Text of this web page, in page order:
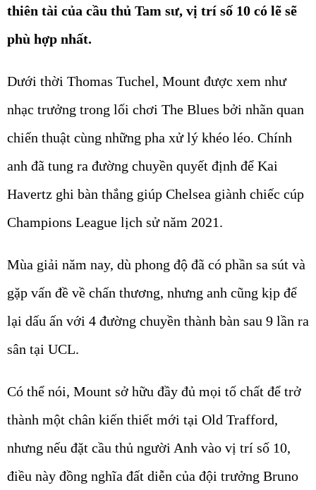
thiên tài của cầu thủ Tam sư, vị trí số 10 có lẽ sẽ
phù hợp nhất.
Dưới thời Thomas Tuchel, Mount được xem như
nhạc trưởng trong lối chơi The Blues bởi nhãn quan
chiến thuật cùng những pha xử lý khéo léo. Chính
anh đã tung ra đường chuyền quyết định để Kai
Havertz ghi bàn thắng giúp Chelsea giành chiếc cúp
Champions League lịch sử năm 2021.
Mùa giải năm nay, dù phong độ đã có phần sa sút và
gặp vấn đề về chấn thương, nhưng anh cũng kịp để
lại dấu ấn với 4 đường chuyền thành bàn sau 9 lần ra
sân tại UCL.
Có thể nói, Mount sở hữu đầy đủ mọi tố chất để trở
thành một chân kiến thiết mới tại Old Trafford,
nhưng nếu đặt cầu thủ người Anh vào vị trí số 10,
điều này đồng nghĩa đất diễn của đội trưởng Bruno